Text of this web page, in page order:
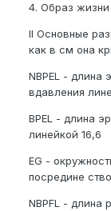
4. Образ
II Основные
как в см она
NBPEL - длина
вдавления
BPEL - длина
линейкой 16,6
EG -
посредине
NBPFL - длина